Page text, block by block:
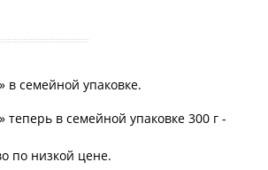
в семейной упаковке.
теперь в семейной упаковке 300 г -
по низкой цене.